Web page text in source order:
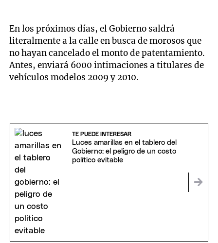
En los próximos días, el Gobierno saldrá
literalmente a la calle en busca de morosos que
no hayan cancelado el monto de patentamiento.
Antes, enviará 6000 intimaciones a titulares de
vehículos modelos 2009 y 2010.
TE PUEDE INTERESAR
Luces amarillas en el tablero del
Gobierno: el peligro de un costo
político evitable